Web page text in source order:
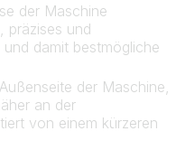
der Maschine
präzises und
damit bestmögliche
der Maschine,
an der
von einem kürzeren